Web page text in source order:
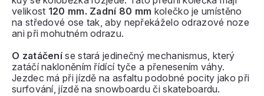
velikost 120 mm. Zadní 80 mm kolečko je umístěno
na středové ose tak, aby nepřekáželo odrazové noze
ani při mohutném odrazu.
O zatáčení se stará jedinečný mechanismus, který
zatáčí nakloněním řídící tyče a přenesením váhy.
Jezdec má při jízdě na asfaltu podobné pocity jako při
surfování, jízdě na snowboardu či skateboardu.